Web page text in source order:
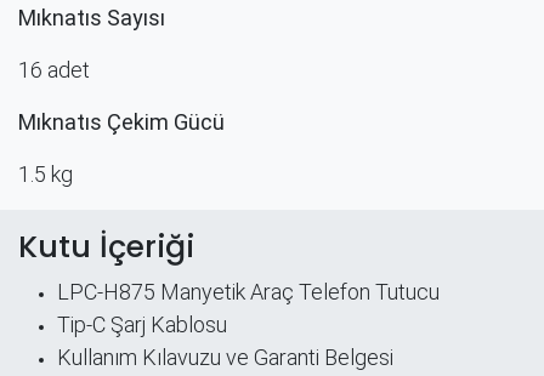
Mıknatıs Sayısı
16 adet
Mıknatıs Çekim Gücü
1.5 kg
Kutu İçeriği
LPC-H875 Manyetik Araç Telefon Tutucu
​ Tip-C Şarj Kablosu
Kullanım Kılavuzu ve Garanti Belgesi